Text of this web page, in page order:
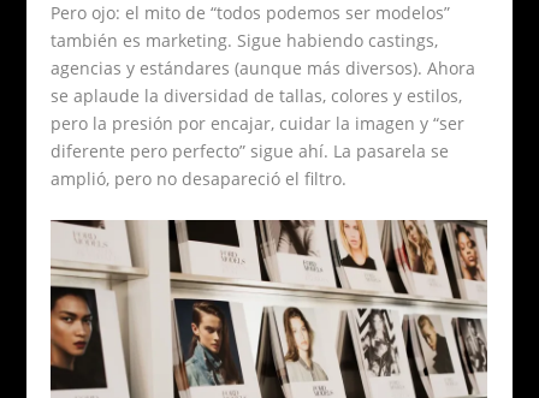
Pero ojo: el mito de “todos podemos ser modelos”
también es marketing. Sigue habiendo castings,
agencias y estándares (aunque más diversos). Ahora
se aplaude la diversidad de tallas, colores y estilos,
pero la presión por encajar, cuidar la imagen y “ser
diferente pero perfecto” sigue ahí. La pasarela se
amplió, pero no desapareció el filtro.